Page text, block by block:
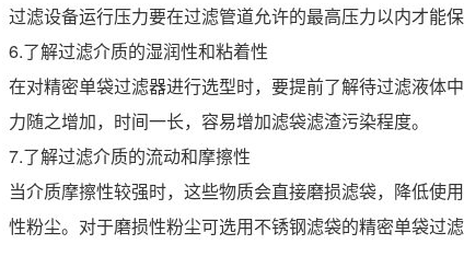
过滤设备运行压力要在过滤管道允许的最高压力以内才能
6.了解过滤介质的湿润性和粘着性
在对精密单袋过滤器进行选型时，要提前了解待过滤液体
力随之增加，时间一长，容易增加滤袋滤渣污染程度。
7.了解过滤介质的流动和摩擦性
当介质摩擦性较强时，这些物质会直接磨损滤袋，降低使
性粉尘。对于磨损性粉尘可选用不锈钢滤袋的精密单袋过滤